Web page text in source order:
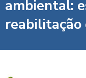
ambiental:
reabilitação